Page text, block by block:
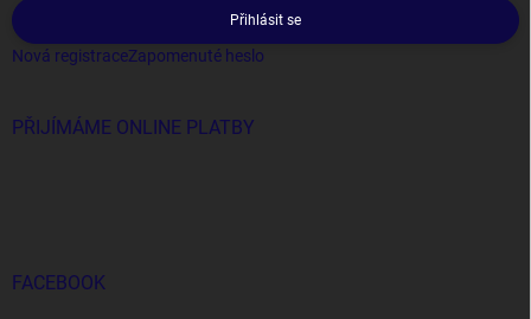
Přihlásit se
Nová registraceZapomenuté heslo
PŘIJÍMÁME ONLINE PLATBY
FACEBOOK